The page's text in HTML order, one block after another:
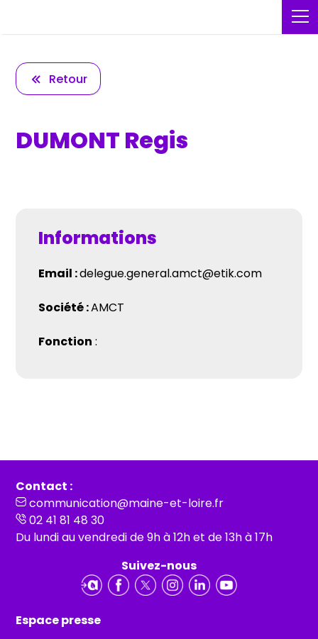
Retour
DUMONT Regis
Informations
Email :delegue.general.amct@etik.com
Société :AMCT
Fonction :
Contact :
communication@maine-et-loire.fr
02 41 81 48 30
Du lundi au vendredi de 9h à 12h et de 13h à 17h
Suivez-nous
Espace presse